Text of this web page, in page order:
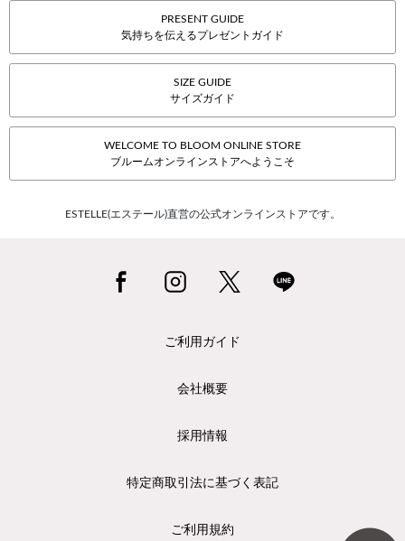
PRESENT GUIDE
気持ちを伝えるプレゼントガイド
SIZE GUIDE
サイズガイド
WELCOME TO BLOOM ONLINE STORE
ブルームオンラインストアへようこそ
ESTELLE(エステール)直営の公式オンラインストアです。
ご利用ガイド
会社概要
採用情報
特定商取引法に基づく表記
ご利用規約